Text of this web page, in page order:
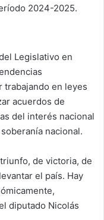
2024-2025.
Legislativo en
trabajando en leyes
acuerdos de
del interés nacional
nacional.
de victoria, de
el país. Hay
diputado Nicolás